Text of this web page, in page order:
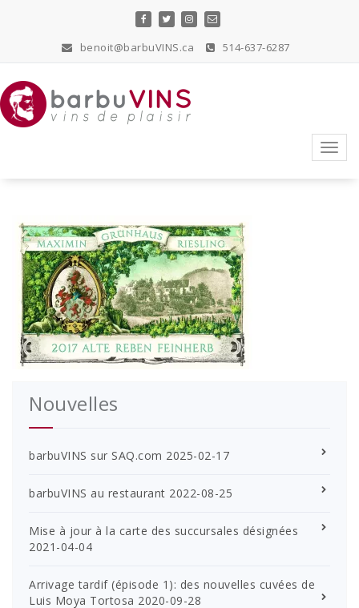
benoit@barbuVINS.ca 514-637-6287
Nouvelles
barbuVINS sur SAQ.com 2025-02-17
barbuVINS au restaurant 2022-08-25
Mise à jour à la carte des succursales désignées
2021-04-04
Arrivage tardif (épisode 1): des nouvelles cuvées de
Luis Moya Tortosa 2020-09-28